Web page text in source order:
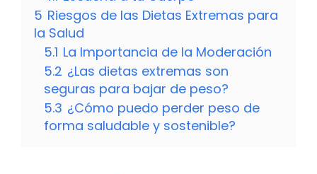
5 Riesgos de las Dietas Extremas para
la Salud
5.1 La Importancia de la Moderación
5.2 ¿Las dietas extremas son
seguras para bajar de peso?
5.3 ¿Cómo puedo perder peso de
forma saludable y sostenible?